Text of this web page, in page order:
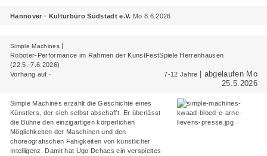
Hannover · Kulturbüro Südstadt e.V. Mo 8.6.2026
Simple Machines |
Roboter-Performance im Rahmen der KunstFestSpiele Herrenhausen
(22.5.-7.6.2026)
Vorhang auf ·
7-12 Jahre
| abgelaufen Mo
25.5.2026
Simple Machines erzählt die Geschichte eines
Künstlers, der sich selbst abschafft. Er überlässt
die Bühne den einzigartigen körperlichen
Möglichkeiten der Maschinen und den
choreografischen Fähigkeiten von künstlicher
Intelligenz. Damit hat Ugo Dehaes ein verspieltes